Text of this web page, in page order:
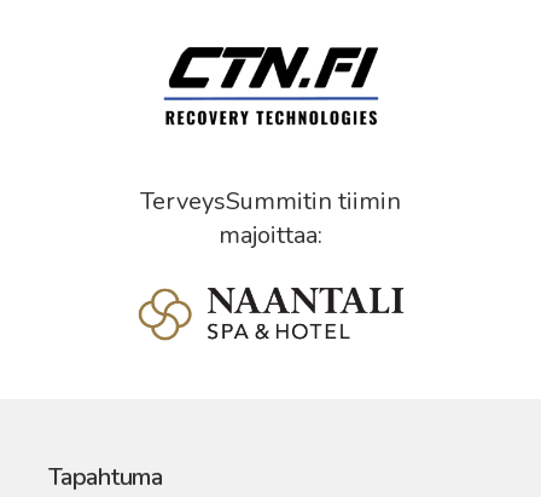
TerveysSummitin tiimin
majoittaa:
Tapahtuma